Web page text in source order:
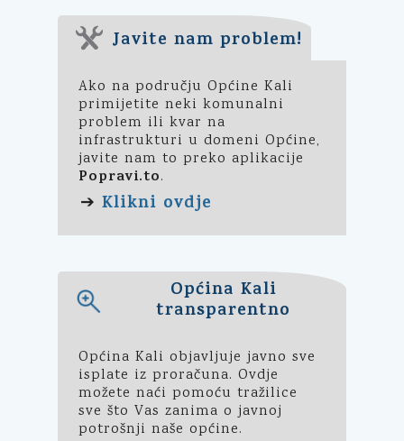
Javite nam problem!
Ako na području Općine Kali
primijetite neki komunalni
problem ili kvar na
infrastrukturi u domeni Općine,
javite nam to preko aplikacije
Popravi.to.
➔ Klikni ovdje
Općina Kali
transparentno
Općina Kali objavljuje javno sve
isplate iz proračuna. Ovdje
možete naći pomoću tražilice
sve što Vas zanima o javnoj
potrošnji naše općine.